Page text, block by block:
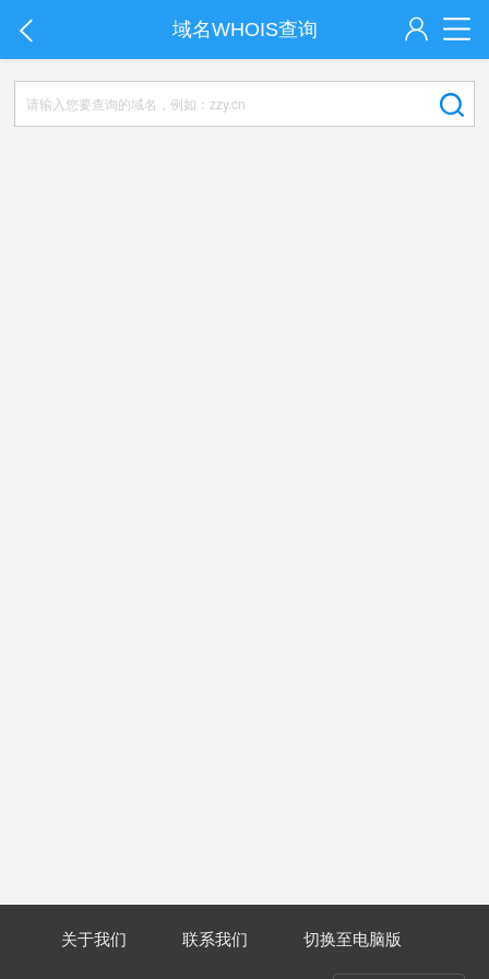
域名WHOIS查询
关于我们 联系我们 切换至电脑版